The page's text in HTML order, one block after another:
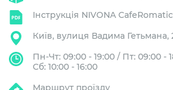
Інструкція NIVONA
Київ, вулиця Вадима Гетьмана,
Пн-Чт: 09:00 - 19:00 / Пт: 09:00 -
Сб: 10:00 - 16:00
Маршрут проїзду